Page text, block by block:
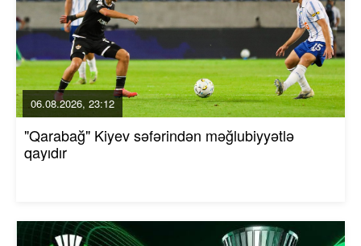
06.08.2026, 23:12
"Qarabağ" Kiyev səfərindən məğlubiyyətlə
qayıdır